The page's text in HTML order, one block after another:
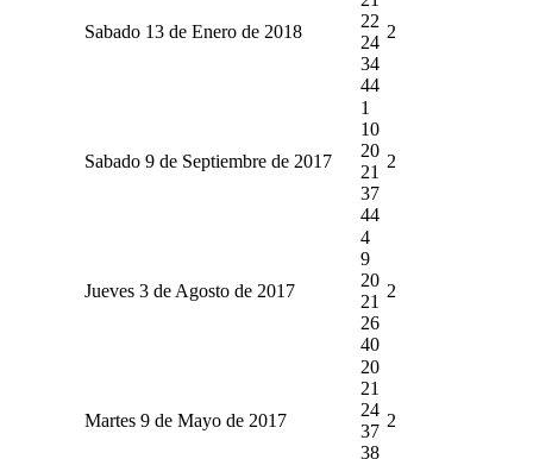
Sabado 13 de Enero de 2018
22
24
34
44
2
Sabado 9 de Septiembre de 2017
1
10
20
21
37
44
2
Jueves 3 de Agosto de 2017
4
9
20
21
26
40
2
Martes 9 de Mayo de 2017
20
21
24
37
38
2